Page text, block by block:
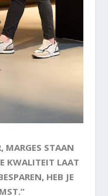
MARGES STAAN
KWALITEIT LAAT
HEB JE